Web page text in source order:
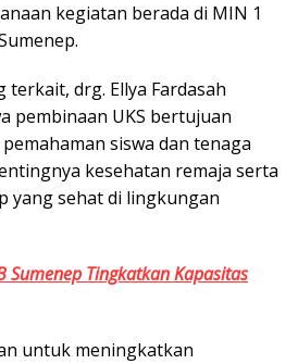
kegiatan berada di MIN 1
terkait, drg. Ellya Fardasah
pembinaan UKS bertujuan
siswa dan tenaga
kesehatan remaja serta
yang sehat di lingkungan
Sumenep Tingkatkan Kapasitas
untuk meningkatkan